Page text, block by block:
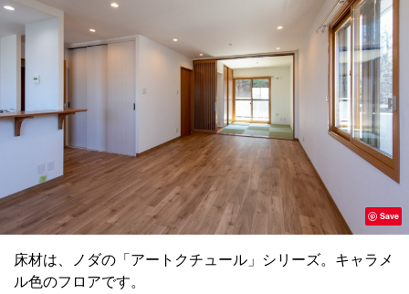
Save
床材は、ノダの「アートクチュール」シリーズ。キャラメ
ル色のフロアです。